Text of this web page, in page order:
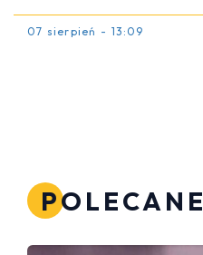
07 sierpień - 13:09
POLECANE